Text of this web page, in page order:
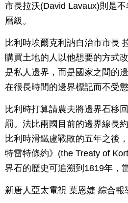
市長拉沃(David Lavaux)則是
層級。
比利時埃爾克利訥自治市市長
購買土地的人以他想要的方式
是私人邊界，而是國家之間的
在很長時間的邊界標記而不受懲
比利時打算請農夫將邊界石移
罰。法比兩國目前的邊界線長
比利時滑鐵盧戰敗的五年之後
特雷特條約》(the Treaty of
界石的歷史可追溯到1819年，
新唐人亞太電視 葉恩婕 綜合報